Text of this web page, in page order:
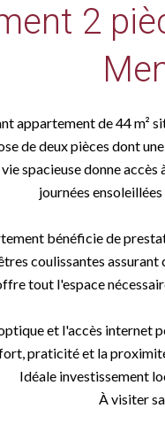
2
appartement de 44 m²
de deux pièces dont
spacieuse donne
journées
bénéficie de
coulissantes
tout l'espace
et l'accès internet
praticité et la
Idéale investissement
À visiter